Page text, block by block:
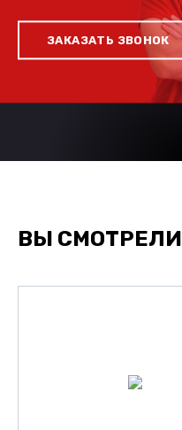
ЗАКАЗАТЬ ЗВОНОК
ВЫ СМОТРЕЛИ